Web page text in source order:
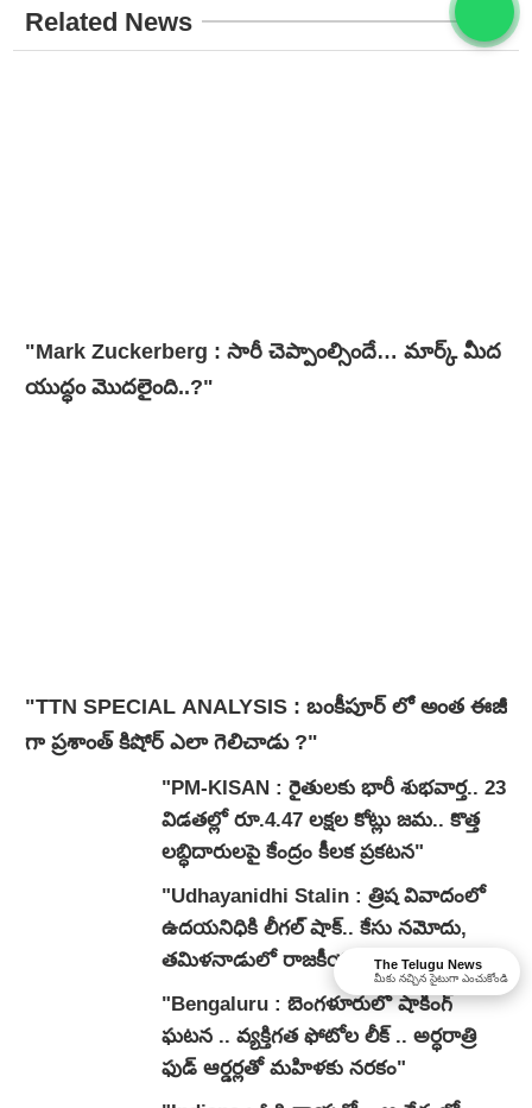
Related News
"Mark Zuckerberg : సారీ చెప్పాంల్సిందే… మార్క్ మీద
యుద్ధం మొదలైంది..?"
"TTN SPECIAL ANALYSIS : బంకీపూర్ లో అంత ఈజీ
గా ప్రశాంత్ కిషోర్ ఎలా గెలిచాడు ?"
"PM-KISAN : రైతులకు భారీ శుభవార్త.. 23
విడతల్లో రూ.4.47 లక్షల కోట్లు జమ.. కొత్త
లబ్ధిదారులపై కేంద్రం కీలక ప్రకటన"
"Udhayanidhi Stalin : త్రిష వివాదంలో
ఉదయనిధికి లీగల్ షాక్.. కేసు నమోదు,
తమిళనాడులో రాజకీయ రగడ.."
"Bengaluru : బెంగళూరులో షాకింగ్
ఘటన .. వ్యక్తిగత ఫోటోల లీక్ .. అర్ధరాత్రి
ఫుడ్ ఆర్డర్లతో మహిళకు నరకం"
The Telugu News
మీకు నచ్చిన సైటుగా ఎంచుకోండి